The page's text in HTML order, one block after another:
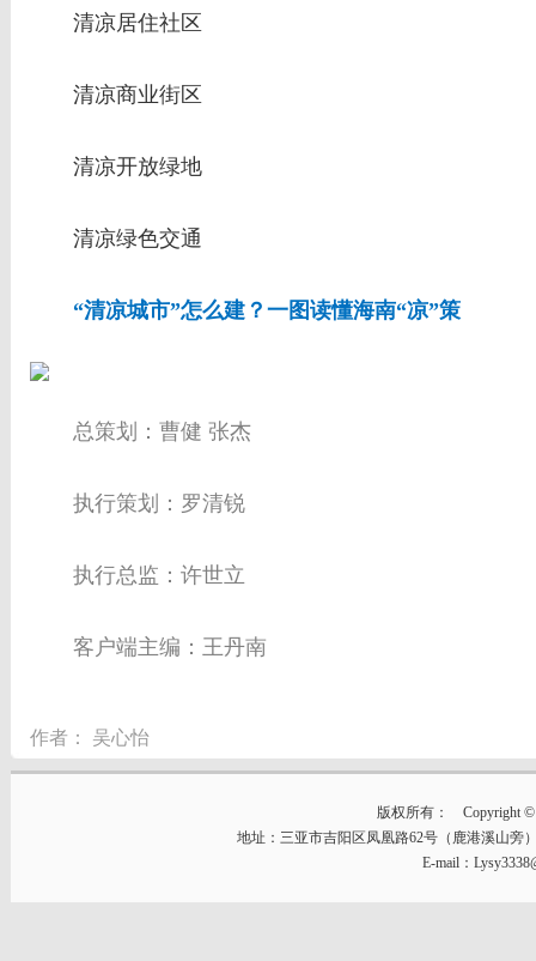
清凉居住社区
清凉商业街区
清凉开放绿地
清凉绿色交通
“清凉城市”怎么建？一图读懂海南“凉”策
总策划：曹健 张杰
执行策划：罗清锐
执行总监：许世立
客户端主编：王丹南
作者： 吴心怡
版权所有： Copyright ©
地址：三亚市吉阳区凤凰路62号（鹿港溪山
E-mail：